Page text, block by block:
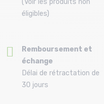
(Voir les produits non
éligibles)
Remboursement et
échange
Délai de rétractation de
30 jours